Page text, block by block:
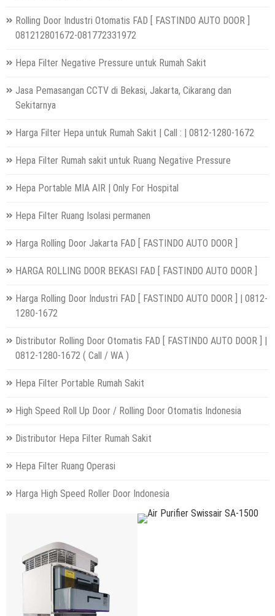
Rolling Door Industri Otomatis FAD [ FASTINDO AUTO DOOR ]
081212801672-081772331972
Hepa Filter Negative Pressure untuk Rumah Sakit
Jasa Pemasangan CCTV di Bekasi, Jakarta, Cikarang dan
Sekitarnya
Harga Filter Hepa untuk Rumah Sakit | Call : | 0812-1280-1672
Hepa Filter Rumah sakit untuk Ruang Negative Pressure
Hepa Portable MIA AIR | Only For Hospital
Hepa Filter Ruang Isolasi permanen
Harga Rolling Door Jakarta FAD [ FASTINDO AUTO DOOR ]
HARGA ROLLING DOOR BEKASI FAD [ FASTINDO AUTO DOOR ]
Harga Rolling Door Industri FAD [ FASTINDO AUTO DOOR ] | 0812-
1280-1672
Distributor Rolling Door Otomatis FAD [ FASTINDO AUTO DOOR ] |
0812-1280-1672 ( Call / WA )
Hepa Filter Portable Rumah Sakit
High Speed Roll Up Door / Rolling Door Otomatis Indonesia
Distributor Hepa Filter Rumah Sakit
Hepa Filter Ruang Operasi
Harga High Speed Roller Door Indonesia